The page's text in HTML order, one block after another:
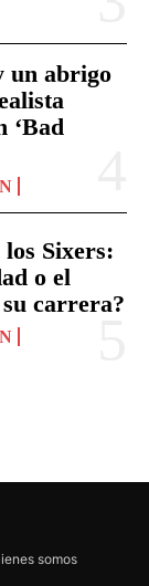
un abrigo
‘Bad
Sixers:
o el
carrera?
somos